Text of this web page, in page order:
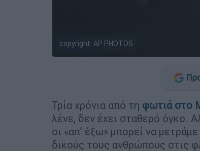
copyright: AP PHOTOS
Τρία χρόνια από τη φωτιά στο
λένε, δεν έχει σταθερό όγκο.
οι «απ’ έξω» μπορεί να
δικούς τους ανθρώπους στις